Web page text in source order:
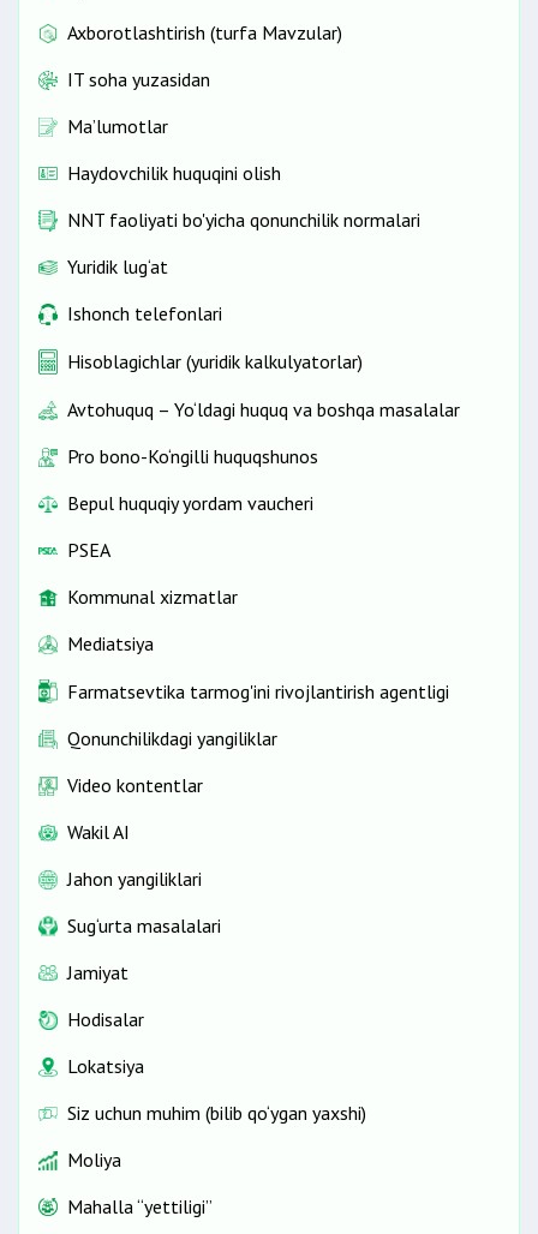
Axborotlashtirish (turfa Mavzular)
IT soha yuzasidan
Ma’lumotlar
Haydovchilik huquqini olish
NNT faoliyati bo'yicha qonunchilik normalari
Yuridik lug‘at
Ishonch telefonlari
Hisoblagichlar (yuridik kalkulyatorlar)
Avtohuquq – Yo‘ldagi huquq va boshqa masalalar
Pro bono-Ko‘ngilli huquqshunos
Bepul huquqiy yordam vaucheri
PSEA
Kommunal xizmatlar
Mediatsiya
Farmatsevtika tarmog'ini rivojlantirish agentligi
Qonunchilikdagi yangiliklar
Video kontentlar
Wakil AI
Jahon yangiliklari
Sug‘urta masalalari
Jamiyat
Hodisalar
Lokatsiya
Siz uchun muhim (bilib qo‘ygan yaxshi)
Moliya
Mahalla “yettiligi”